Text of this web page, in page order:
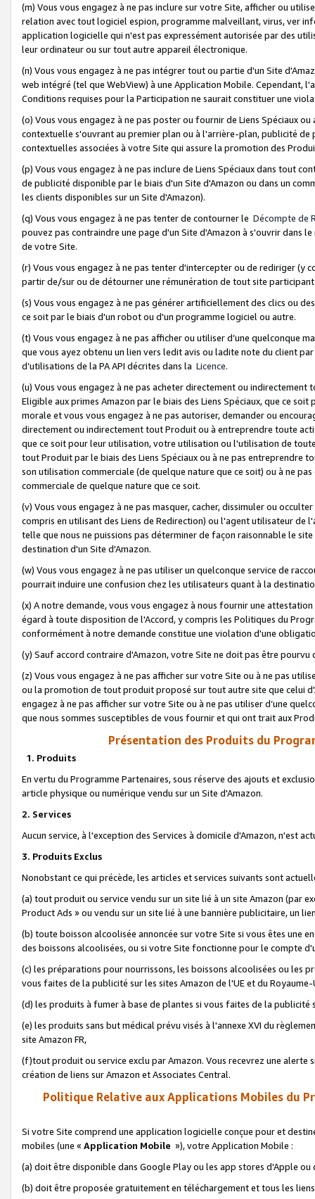
(m) Vous vous engagez à ne pas inclure sur votre Site, afficher ou
relation avec tout logiciel espion, programme malveillant, virus, ver
application logicielle qui n'est pas expressément autorisée par des
leur ordinateur ou sur tout autre appareil électronique.
(n) Vous vous engagez à ne pas intégrer tout ou partie d'un Site
web intégré (tel que WebView) à une Application Mobile. Cependant,
Conditions requises pour la Participation ne saurait constituer une
(o) Vous vous engagez à ne pas poster ou fournir de Liens Spéciaux
contextuelle s'ouvrant au premier plan ou à l'arrière-plan, publicité
contextuelles associées à votre Site qui assure la promotion des
(p) Vous vous engagez à ne pas inclure de Liens Spéciaux dans tout
de publicité disponible par le biais d'un Site d'Amazon ou dans un
les clients disponibles sur un Site d'Amazon).
(q) Vous vous engagez à ne pas tenter de contourner le Décompte de
pouvez pas contraindre une page d'un Site d'Amazon à s'ouvrir dans
de votre Site.
(r) Vous vous engagez à ne pas tenter d'intercepter ou de rediriger
partir de/sur ou de détourner une rémunération de tout site
(s) Vous vous engagez à ne pas générer artificiellement des clics ou
ce soit par le biais d'un robot ou d'un programme logiciel ou autre.
(t) Vous vous engagez à ne pas afficher ou utiliser d’une quelconque
que vous ayez obtenu un lien vers ledit avis ou ladite note du client
d’utilisations de la PA API décrites dans la Licence.
(u) Vous vous engagez à ne pas acheter directement ou
Eligible aux primes Amazon par le biais des Liens Spéciaux, que ce
morale et vous vous engagez à ne pas autoriser, demander ou
directement ou indirectement tout Produit ou à entreprendre toute
que ce soit pour leur utilisation, votre utilisation ou l'utilisation de
tout Produit par le biais des Liens Spéciaux ou à ne pas entreprendre
son utilisation commerciale (de quelque nature que ce soit) ou à ne
commerciale de quelque nature que ce soit.
(v) Vous vous engagez à ne pas masquer, cacher, dissimuler ou
compris en utilisant des Liens de Redirection) ou l'agent utilisateur
telle que nous ne puissions pas déterminer de façon raisonnable le
destination d'un Site d'Amazon.
(w) Vous vous engagez à ne pas utiliser un quelconque service de
pourrait induire une confusion chez les utilisateurs quant à la
(x) A notre demande, vous vous engagez à nous fournir une
égard à toute disposition de l'Accord, y compris les Politiques du
conformément à notre demande constitue une violation d'une
(y) Sauf accord contraire d'Amazon, votre Site ne doit pas être
(z) Vous vous engagez à ne pas afficher sur votre Site ou à ne pas
ou la promotion de tout produit proposé sur tout autre site que celui
engagez à ne pas afficher sur votre Site ou à ne pas utiliser d’une
que nous sommes susceptibles de vous fournir et qui ont trait aux
Présentation des Produits du
1. Produits
En vertu du Programme Partenaires, sous réserve des ajouts et
article physique ou numérique vendu sur un Site d'Amazon.
2. Services
Aucun service, à l'exception des Services à domicile d'Amazon, n'est
3. Produits Exclus
Nonobstant ce qui précède, les articles et services suivants sont
(a) tout produit ou service vendu sur un site lié à un site Amazon (par
Product Ads » ou vendu sur un site lié à une bannière publicitaire, un
(b) toute boisson alcoolisée annoncée sur votre Site si vous êtes une
des boissons alcoolisées, ou si votre Site fonctionne pour le compte
(c) les préparations pour nourrissons, les boissons alcoolisées ou les
vous faites de la publicité sur les sites Amazon de l'UE et du Royaume-
(d) les produits à fumer à base de plantes si vous faites de la publicité
(e) les produits sans but médical prévu visés à l'annexe XVI du
site Amazon FR,
(f)tout produit ou service exclu par Amazon. Vous recevrez une alerte
création de liens sur Amazon et Associates Central.
Politique Relative aux Applications Mobiles du
Si votre Site comprend une application logicielle conçue pour et
mobiles (une « Application Mobile »), votre Application Mobile :
(a) doit être disponible dans Google Play ou les app stores d'Apple ou
(b) doit être proposée gratuitement en téléchargement et tous les